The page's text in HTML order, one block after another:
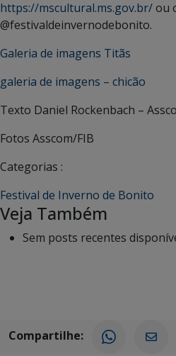
https://mscultural.ms.gov.br/ou
@festivaldeinvernodebonito.
Galeria de imagens Titãs
galeria de imagens – chicão
Texto Daniel Rockenbach –
Fotos Asscom/FIB
Categorias :
Festival de Inverno de Bonito
Veja Também
Sem posts recentes
Compartilhe: